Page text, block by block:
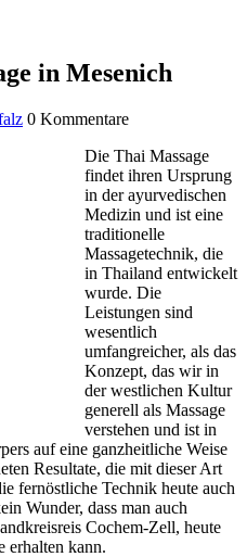
in Mesenich
0 Kommentare
Die Thai Massage
findet ihren Ursprung
in der ayurvedischen
Medizin und ist eine
traditionelle
Massagetechnik, die
in Thailand entwickelt
wurde. Die
Leistungen sind
wesentlich
umfangreicher, als das
Konzept, das wir in
der westlichen Kultur
generell als Massage
verstehen und ist in
auf eine ganzheitliche Weise
Resultate, die mit dieser Art
fernöstliche Technik heute auch
Wunder, dass man auch
Cochem-Zell, heute
erhalten kann.